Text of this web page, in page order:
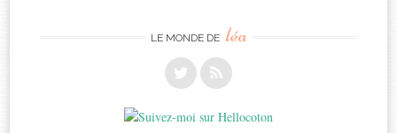
LE MONDE DE léa